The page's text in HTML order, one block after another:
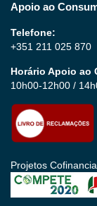
Apoio ao
Telefone:
+351 211 025 870
Horário Apoio ao
10h00-12h00 /
Projetos